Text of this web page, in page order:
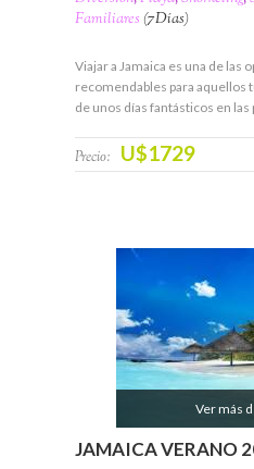
Familiares (7Días)
Viajar a Jamaica es una de las
recomendables para aquellos
de unos días fantásticos en las
Precio: U$1729
Ver más
JAMAICA VERANO